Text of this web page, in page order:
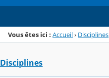
Vous êtes ici : Accueil› Disciplines
Disciplines